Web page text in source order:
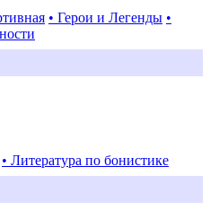
• Герои и Легенды •
• Литература по бонистике